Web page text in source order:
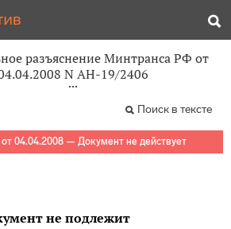
разъяснение Минтранса РФ от
N АН-19/2406
Поиск в тексте
04.04.2008 — Документ не действует
не подлежит